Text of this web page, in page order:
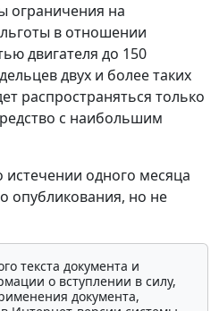
ограничения на
в отношении
двигателя до 150
двух и более таких
распространяться только
с наибольшим
истечении одного месяца
опубликования, но не
текста документа и
о вступлении в силу,
документа,